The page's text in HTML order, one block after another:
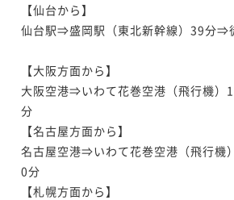
【仙台から】
仙台駅⇒盛岡駅（東北新幹線）39分⇒
【大阪方面から】
大阪空港⇒いわて花巻空港（飛行機
分
【名古屋方面から】
名古屋空港⇒いわて花巻空港（飛行
0分
【札幌方面から】